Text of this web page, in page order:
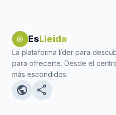
explore EsLleida
La plataforma líder para
para ofrecerte. Desde el
más escondidos.
public share